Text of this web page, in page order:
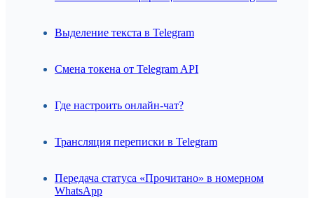
Выделение текста в Telegram
Смена токена от Telegram API
Где настроить онлайн-чат?
Трансляция переписки в Telegram
Передача статуса «Прочитано» в номерном
WhatsApp